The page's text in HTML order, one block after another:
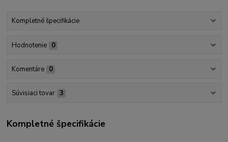
Kompletné špecifikácie
Hodnotenie 0
Komentáre 0
Súvisiaci tovar 3
Kompletné špecifikácie